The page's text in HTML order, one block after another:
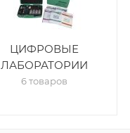
ЦИФРОВЫЕ
ЛАБОРАТОРИИ
6 товаров